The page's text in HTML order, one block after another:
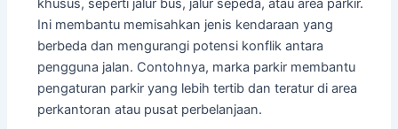
khusus, seperti jalur bus, jalur sepeda, atau area parkir.
Ini membantu memisahkan jenis kendaraan yang
berbeda dan mengurangi potensi konflik antara
pengguna jalan. Contohnya, marka parkir membantu
pengaturan parkir yang lebih tertib dan teratur di area
perkantoran atau pusat perbelanjaan.